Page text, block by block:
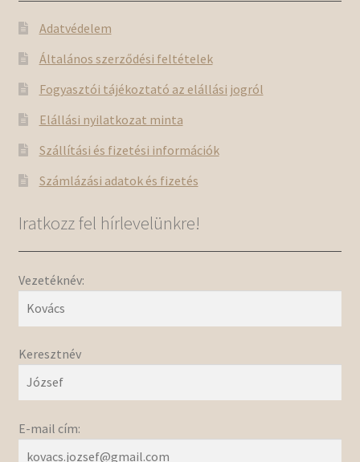
Adatvédelem
Általános szerződési feltételek
Fogyasztói tájékoztató az elállási jogról
Elállási nyilatkozat minta
Szállítási és fizetési információk
Számlázási adatok és fizetés
Iratkozz fel hírlevelünkre!
Vezetéknév:
Keresztnév
E-mail cím: